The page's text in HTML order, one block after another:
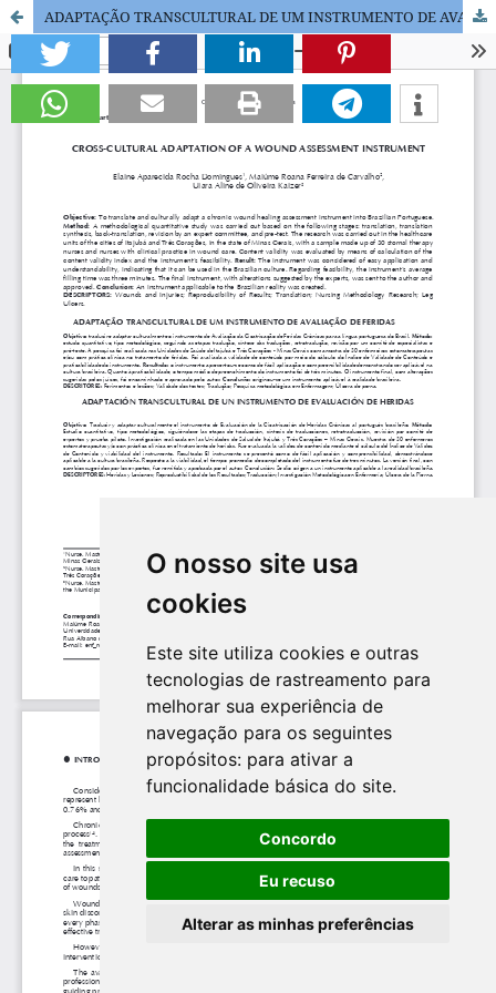
O nosso site usa
cookies
Este site utiliza cookies e outras
tecnologias de rastreamento para
melhorar sua experiência de
navegação para os seguintes
propósitos: para ativar a
funcionalidade básica do site.
Concordo
Eu recuso
Alterar as minhas preferências
ADAPTAÇÃO TRANSCULTURAL DE UM INSTRUMENTO DE AVALIAÇÃO DE FERIDAS